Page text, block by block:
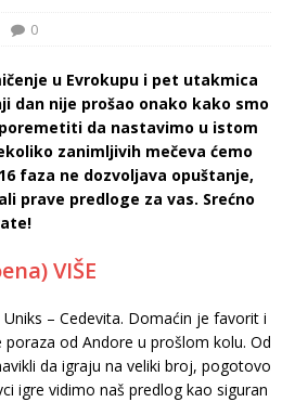
0
u Evrokupu i pet utakmica
dan nije prošao onako kako smo
da nastavimo u istom
zanimljivih mečeva ćemo
faza ne dozvoljava opuštanje,
prave predloge za vas. Srećno
VIŠE
– Cedevita. Domaćin je favorit i
od Andore u prošlom kolu. Od
da igraju na veliki broj, pogotovo
igre vidimo naš predlog kao siguran